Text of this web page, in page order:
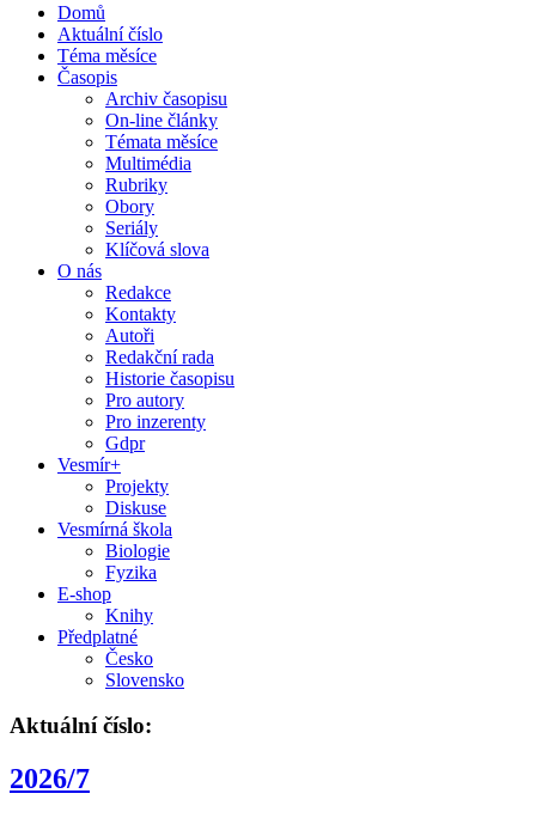
Domů
Aktuální číslo
Téma měsíce
Časopis
Archiv časopisu
On-line články
Témata měsíce
Multimédia
Rubriky
Obory
Seriály
Klíčová slova
O nás
Redakce
Kontakty
Autoři
Redakční rada
Historie časopisu
Pro autory
Pro inzerenty
Gdpr
Vesmír+
Projekty
Diskuse
Vesmírná škola
Biologie
Fyzika
E-shop
Knihy
Předplatné
Česko
Slovensko
Aktuální číslo:
2026/7